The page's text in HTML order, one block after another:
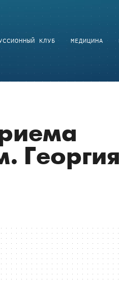
КЛУБ МЕДИЦИНА
Георгия